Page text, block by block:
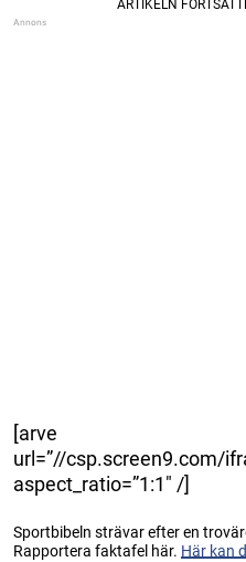
[arve
url=”//csp.screen9.com/
aspect_ratio=”1:1″ /]
Sportbibeln strävar efter en
Rapportera faktafel här. Här kan